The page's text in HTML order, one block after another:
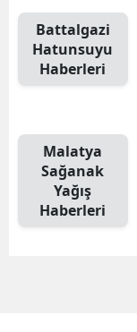
Battalgazi
Hatunsuyu
Haberleri
Malatya
Sağanak
Yağış
Haberleri